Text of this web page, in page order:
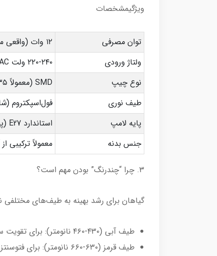
ویژگیمشخصات
توان مصرفی
۱۲ وات (واقعی ممکن است بین ۸ تا ۱۱ وات باشد)
ولتاژ ورودی
۲۲۰-۲۴۰ ولت AC
نوع چیپ
SMD (معمولاً ۲۸۳۵ )
طیف نوری
فول‌اسپکتروم
پایه لامپ
استاندارد E27 (پیچی معمولی)
جنس بدنه
معمولاً ترکیبی
۳. چرا “چند‌رنگ” بودن مهم است؟
گیاهان برای رشد بهینه‌ به طیف‌های مختلفی
طیف آبی (۴۳۰-۴۶۰ نانومتر): برای تقویت ساقه، برگ‌دهی و رشد رویشی.
طیف قرمز (۶۳۰-۶۶۰ نانومتر): برای فتوسنتز حداکثری و تحریک گلدهی و میوه‌دهی.